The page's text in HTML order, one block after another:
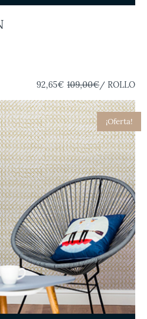
92,65€ 109,00€/ ROLLO
¡Oferta!